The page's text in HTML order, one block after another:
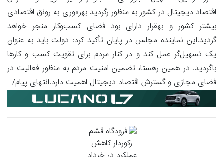
اقتصاد دیجیتال در کشور به منظور رگردید بهره‌وری به رونق اقتصادی
بیشتر کشور و بهقرار دارای بود فضای کسب‌وکار منجر خواهد
گردید.این نماینده مجلس در پایان تأکید کرد: دولت باید به عنوان
یک تسهیل‌گر عمل کند و در کنار مردم برای تقویت کسب و کارها
باگردید. در همین رهستا، تضمین امنیت مردم به منظور فعالیت در
فضای مجازی و گسترش اقتصاد دیجیتال اهمیت دارد.انتهای پیام/